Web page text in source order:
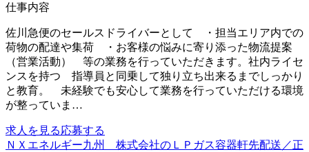
仕事内容
佐川急便のセールスドライバーとして ・担当エリア内での
荷物の配達や集荷 ・お客様の悩みに寄り添った物流提案
（営業活動） 等の業務を行っていただきます。社内ライセ
ンスを持つ 指導員と同乗して独り立ち出来るまでしっかり
と教育。 未経験でも安心して業務を行っていただける環境
が整っていま…
求人を見る応募する
ＮＸエネルギー九州 株式会社のＬＰガス容器軒先配送／正